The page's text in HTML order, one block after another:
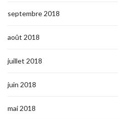
septembre 2018
août 2018
juillet 2018
juin 2018
mai 2018